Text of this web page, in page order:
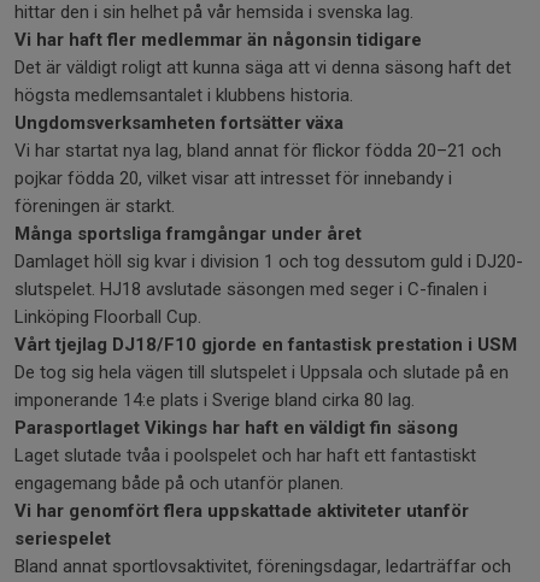
hittar den i sin helhet på vår hemsida i svenska lag.
Vi har haft fler medlemmar än någonsin tidigare
Det är väldigt roligt att kunna säga att vi denna säsong haft det
högsta medlemsantalet i klubbens historia.
Ungdomsverksamheten fortsätter växa
Vi har startat nya lag, bland annat för flickor födda 20–21 och
pojkar födda 20, vilket visar att intresset för innebandy i
föreningen är starkt.
Många sportsliga framgångar under året
Damlaget höll sig kvar i division 1 och tog dessutom guld i DJ20-
slutspelet. HJ18 avslutade säsongen med seger i C-finalen i
Linköping Floorball Cup.
Vårt tjejlag DJ18/F10 gjorde en fantastisk prestation i USM
De tog sig hela vägen till slutspelet i Uppsala och slutade på en
imponerande 14:e plats i Sverige bland cirka 80 lag.
Parasportlaget Vikings har haft en väldigt fin säsong
Laget slutade tvåa i poolspelet och har haft ett fantastiskt
engagemang både på och utanför planen.
Vi har genomfört flera uppskattade aktiviteter utanför
seriespelet
Bland annat sportlovsaktivitet, föreningsdagar, ledarträffar och